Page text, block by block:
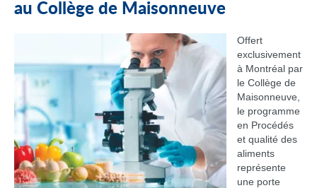
au Collège de Maisonneuve
Offert
exclusivement
à Montréal par
le Collège de
Maisonneuve,
le programme
en Procédés
et qualité des
aliments
représente
une porte